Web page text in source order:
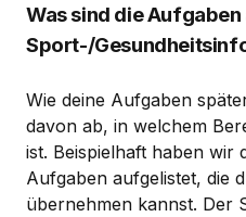
Was sind die Aufgaben
Sport-/
Wie deine Aufgaben
davon ab, in welchem
ist. Beispielhaft haben wir
Aufgaben aufgelistet, die
übernehmen kannst. Der